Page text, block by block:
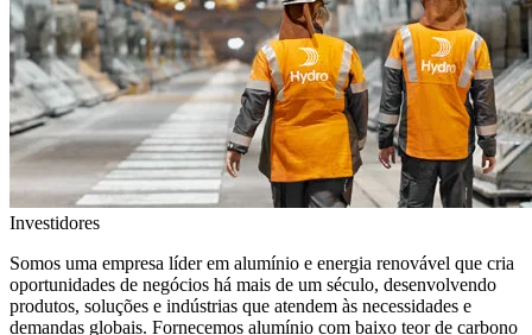
Investidores
Somos uma empresa líder em alumínio e energia renovável que cria
oportunidades de negócios há mais de um século, desenvolvendo
produtos, soluções e indústrias que atendem às necessidades e
demandas globais. Fornecemos alumínio com baixo teor de carbono